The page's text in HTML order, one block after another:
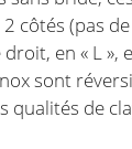
côtés (pas
en « L »,
sont
qualités de